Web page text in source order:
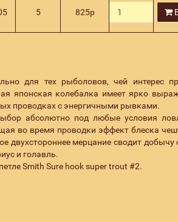
5 825р
для тех рыболовов, чей интерес
японская колебалка имеет ярко
проводках с энергичными рывками.
абсолютно под любые условия
во время проводки эффект блеска
двухстороннее мерцание сводит добычу
и голавль.
Smith Sure hook super trout #2.